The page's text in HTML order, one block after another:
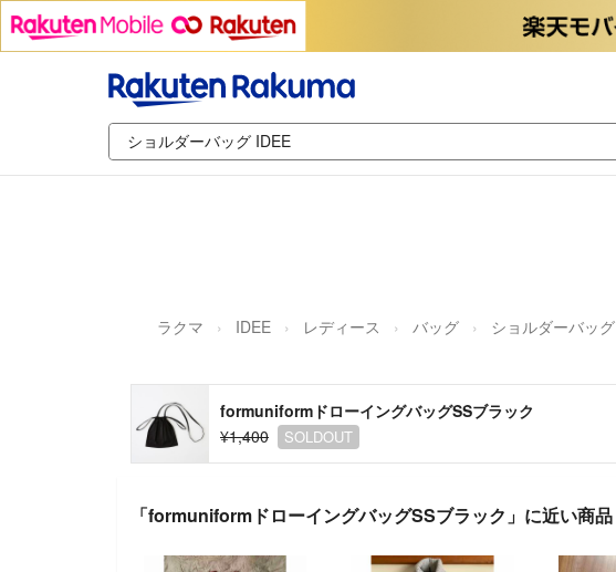
ラクマ IDEE レディース バッグ ショルダーバッグ
formuniformドローイングバッグSSブラック
¥1,400
SOLDOUT
「formuniformドローイングバッグSSブラック」に近い商品